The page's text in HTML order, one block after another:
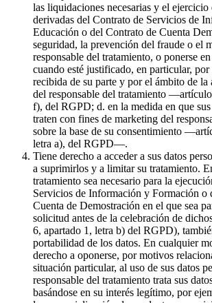
las liquidaciones necesarias y el ejercicio
derivadas del Contrato de Servicios de
Educación o del Contrato de Cuenta
seguridad, la prevención del fraude o el
responsable del tratamiento, o ponerse
cuando esté justificado, en particular, por
recibida de su parte y por el ámbito de
del responsable del tratamiento
f), del RGPD; d. en la medida en que sus
traten con fines de marketing del
sobre la base de su consentimiento
letra a), del RGPD—.
Tiene derecho a acceder a sus datos
a suprimirlos y a limitar su tratamiento.
tratamiento sea necesario para la
Servicios de Información y Formación o
Cuenta de Demostración en el que sea
solicitud antes de la celebración de
6, apartado 1, letra b) del RGPD),
portabilidad de los datos. En cualquier
derecho a oponerse, por motivos
situación particular, al uso de sus datos
responsable del tratamiento trata sus
basándose en su interés legítimo, por